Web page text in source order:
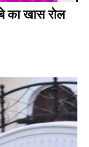
का खास रोल